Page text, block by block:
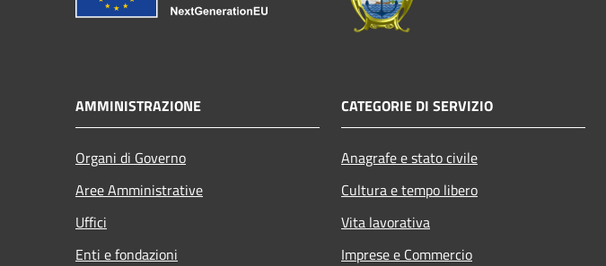
AMMINISTRAZIONE
Organi di Governo
Aree Amministrative
Uffici
Enti e fondazioni
CATEGORIE DI SERVIZIO
Anagrafe e stato civile
Cultura e tempo libero
Vita lavorativa
Imprese e Commercio